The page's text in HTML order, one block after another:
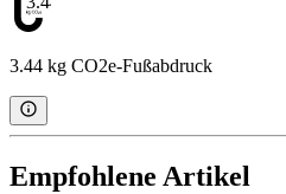
3.44 kg CO2e-Fußabdruck
Empfohlene Artikel